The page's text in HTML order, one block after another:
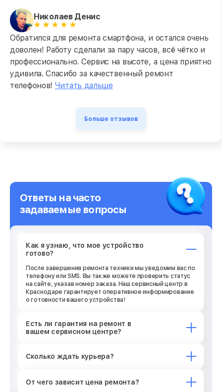
Николаев Денис
Обратился для ремонта смартфона, и остался очень
доволен! Работу сделали за пару часов, всё чётко и
профессионально. Сервис на высоте, а цена приятно
удивила. Спасибо за качественный ремонт
телефонов! Читать дальше
Больше отзывов
Ответы на часто
задаваемые вопросы
Как я узнаю, что мое устройство
готово?
После завершения ремонта техники мы уведомим вас по
телефону или SMS. Вы также можете проверить статус
на сайте, указав номер заказа. Наш сервисный центр в
Краснодаре гарантирует оперативное информирование
о готовности вашего устройства!
Есть ли гарантия на ремонт в
вашем сервисном центре?
Сколько ждать курьера?
От чего зависит цена ремонта?